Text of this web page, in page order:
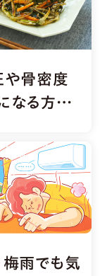
や骨密度
なる方に
梅雨でも気